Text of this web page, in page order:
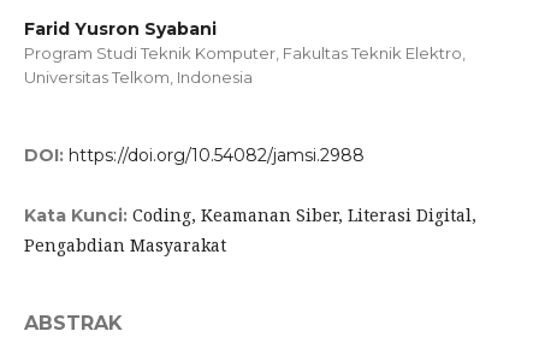
Farid Yusron Syabani
Program Studi Teknik Komputer, Fakultas Teknik Elektro,
Universitas Telkom, Indonesia
DOI: https://doi.org/10.54082/jamsi.2988
Kata Kunci: Coding, Keamanan Siber, Literasi Digital,
Pengabdian Masyarakat
ABSTRAK